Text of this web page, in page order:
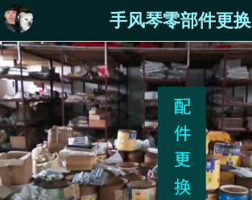
手风琴零部件更换